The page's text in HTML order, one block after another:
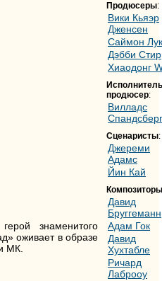
Продюсеры:
Вики Кьяэр
Дженсен
Саймон
Дэбби Стир
Xиаодонг
продюсер:
Вилладс
Спандсберг
Сценаристы:
Джереми
Адамс
Йин Кай
Композиторы
Давид
Бруггеманн
Адам Гок
Давид
Хуxтабле
Ричард
Лаброоy
знаменитого
оживает в образе
МК.